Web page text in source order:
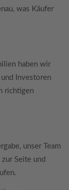
was Käufer
haben wir
Investoren
richtigen
unser Team
Seite und